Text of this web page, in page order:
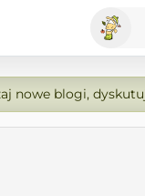
nowe blogi,